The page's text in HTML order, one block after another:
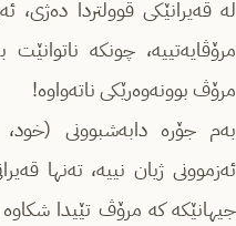
لە قەیرانێکی قووڵتردا دەژی،
مرۆڤایەتییە، چونکە
مرۆڤ بوونەوەرێکی ناتەواوە!
بەم جۆرە دابەشبوونی (خود،
ئەزموونی ژیان نییە، تەنها
جیهانێکە کە مرۆڤ تێیدا